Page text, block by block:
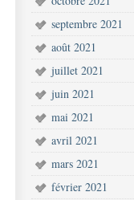
septembre 2021
août 2021
juillet 2021
juin 2021
mai 2021
avril 2021
mars 2021
février 2021